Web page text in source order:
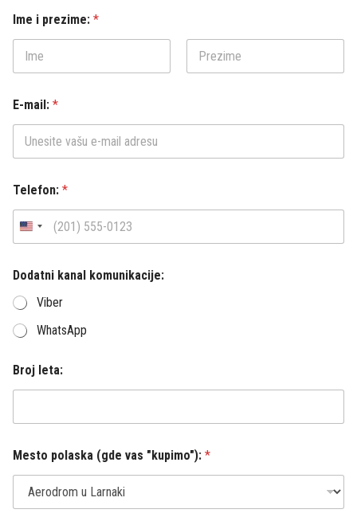
Ime i prezime: *
E-mail: *
Telefon: *
Dodatni kanal komunikacije:
Viber
WhatsApp
Broj leta:
r
t
Mesto polaska (gde vas "kupimo"): *